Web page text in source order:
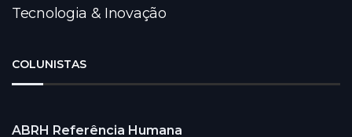
Tecnologia & Inovação
COLUNISTAS
ABRH Referência Humana